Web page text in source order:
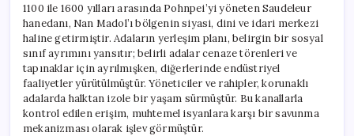
1100 ile 1600 yılları arasında Pohnpei’yi yöneten Saudeleur
hanedanı, Nan Madol’ı bölgenin siyasi, dini ve idari merkezi
haline getirmiştir. Adaların yerleşim planı, belirgin bir sosyal
sınıf ayrımını yansıtır; belirli adalar cenaze törenleri ve
tapınaklar için ayrılmışken, diğerlerinde endüstriyel
faaliyetler yürütülmüştür. Yöneticiler ve rahipler, korunaklı
adalarda halktan izole bir yaşam sürmüştür. Bu kanallarla
kontrol edilen erişim, muhtemel isyanlara karşı bir savunma
mekanizması olarak işlev görmüştür.